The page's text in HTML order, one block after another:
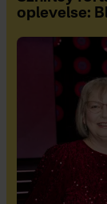
oplevelse: